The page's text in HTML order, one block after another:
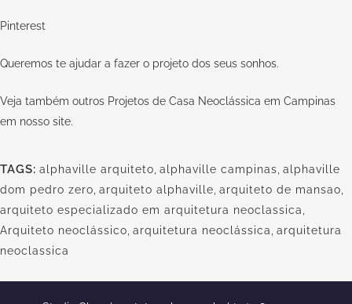
Pinterest
Queremos te ajudar a fazer o projeto dos seus sonhos.
Veja também outros Projetos de Casa Neoclássica em Campinas
em nosso site.
TAGS: alphaville arquiteto alphaville campinas alphaville
dom pedro zero arquiteto alphaville arquiteto de mansao
arquiteto especializado em arquitetura neoclassica
Arquiteto neoclássico arquitetura neoclássica arquitetura
neoclassica